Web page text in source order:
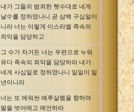
내가 그들의 범죄한 햇수대로 네게
날수를 정하였나니 곧 삼백 구십일이
니라 너는 이렇게 이스라엘 족속의
죄악을 담당하고
그 수가 차거든 너는 우편으로 누워
유다 족속의 죄악을 담당하라 내가
네게 사십일로 정하였나니 일일이 일
년이니라
너는 또 에워싼 예루살렘을 향하여
팔을 벗어메고 예언하라